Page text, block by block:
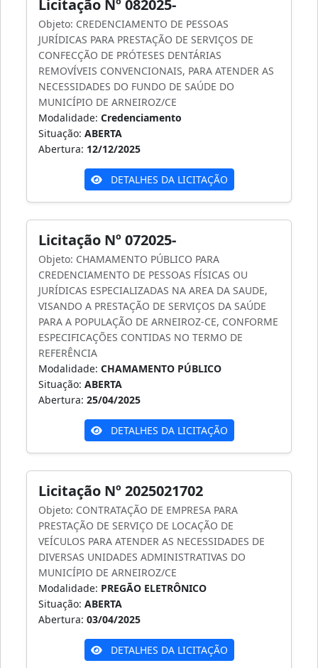
Licitação Nº 082025-
Objeto: CREDENCIAMENTO DE PESSOAS
JURÍDICAS PARA PRESTAÇÃO DE SERVIÇOS DE
CONFECÇÃO DE PRÓTESES DENTÁRIAS
REMOVÍVEIS CONVENCIONAIS, PARA ATENDER AS
NECESSIDADES DO FUNDO DE SAÚDE DO
MUNICÍPIO DE ARNEIROZ/CE
Modalidade: Credenciamento
Situação: ABERTA
Abertura: 12/12/2025
DETALHES DA LICITAÇÃO
Licitação Nº 072025-
Objeto: CHAMAMENTO PÚBLICO PARA
CREDENCIAMENTO DE PESSOAS FÍSICAS OU
JURÍDICAS ESPECIALIZADAS NA AREA DA SAUDE,
VISANDO A PRESTAÇÃO DE SERVIÇOS DA SAÚDE
PARA A POPULAÇÃO DE ARNEIROZ-CE, CONFORME
ESPECIFICAÇÕES CONTIDAS NO TERMO DE
REFERÊNCIA
Modalidade: CHAMAMENTO PÚBLICO
Situação: ABERTA
Abertura: 25/04/2025
DETALHES DA LICITAÇÃO
Licitação Nº 2025021702
Objeto: CONTRATAÇÃO DE EMPRESA PARA
PRESTAÇÃO DE SERVIÇO DE LOCAÇÃO DE
VEÍCULOS PARA ATENDER AS NECESSIDADES DE
DIVERSAS UNIDADES ADMINISTRATIVAS DO
MUNICÍPIO DE ARNEIROZ/CE
Modalidade: PREGÃO ELETRÔNICO
Situação: ABERTA
Abertura: 03/04/2025
DETALHES DA LICITAÇÃO